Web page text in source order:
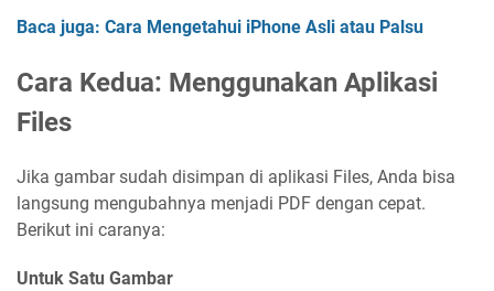
Baca juga: Cara Mengetahui iPhone Asli atau Palsu
Cara Kedua: Menggunakan Aplikasi
Files
Jika gambar sudah disimpan di aplikasi Files, Anda bisa
langsung mengubahnya menjadi PDF dengan cepat.
Berikut ini caranya:
Untuk Satu Gambar